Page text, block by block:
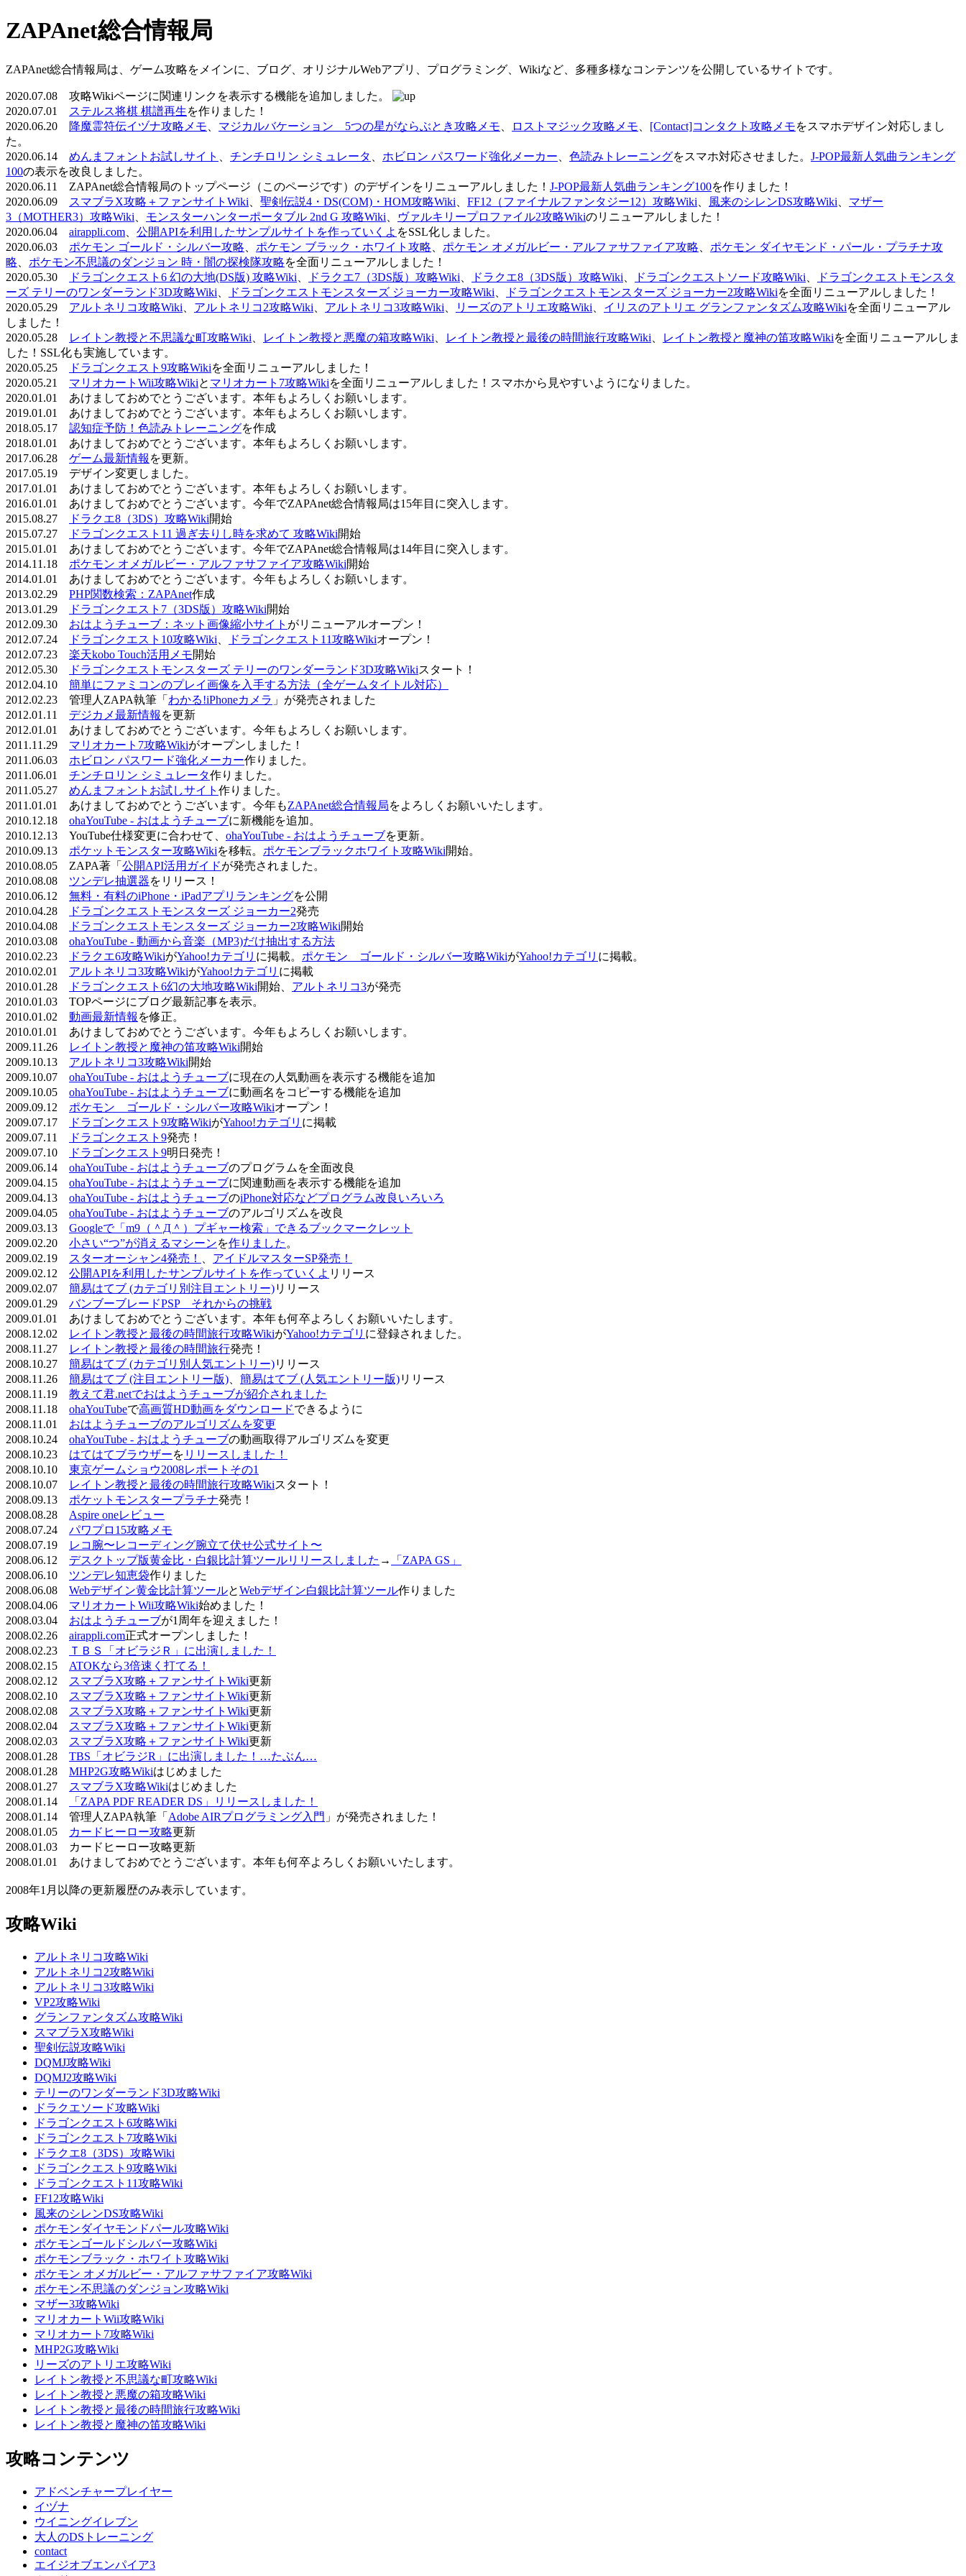
ZAPAnet総合情報局
ZAPAnet総合情報局は、ゲーム攻略をメインに、ブログ、オリジナルWebアプリ、プログラミング、Wikiなど、多種多様なコンテンツを公開しているサイトです。
2020.07.08 攻略Wikiページに関連リンクを表示する機能を追加しました。
2020.07.01
ステルス将棋 棋譜再生を作りました！
2020.06.20
降魔霊符伝イヅナ攻略メモ マジカルバケーション 5つの星がならぶとき攻略メモ ロストマジック攻略メモ [Contact]コンタクト攻略メモをスマホデザイン対応しまし
た。
2020.06.14 めんまフォントお試しサイト チンチロリン シミュレータ ホビロン パスワード強化メーカー 色読みトレーニングをスマホ対応させました。 J-POP最新人気曲ランキング
100の表示を改良しました。
2020.06.11 ZAPAnet総合情報局のトップページ（このページです）のデザインをリニューアルしました！ J-POP最新人気曲ランキング100を作りました！
2020.06.09
スマブラX攻略＋ファンサイトWiki 聖剣伝説4・DS(COM)・HOM攻略Wiki FF12（ファイナルファンタジー12）攻略Wiki 風来のシレンDS攻略Wiki
マザー
3（MOTHER3）攻略Wiki
モンスターハンターポータブル 2nd G 攻略Wiki ヴァルキリープロファイル2攻略Wikiのリニューアルしました！
2020.06.04 airappli.com 公開APIを利用したサンプルサイトを作っていくよ をSSL化しました。
2020.06.03 ポケモン ゴールド・シルバー攻略 ポケモン ブラック・ホワイト攻略 ポケモン オメガルビー・アルファサファイア攻略
ポケモン ダイヤモンド・パール・プラチナ攻
略
ポケモン不思議のダンジョン 時・闇の探検隊攻略を全面リニューアルしました！
2020.05.30
ドラゴンクエスト6 幻の大地(DS版) 攻略Wiki ドラクエ7（3DS版）攻略Wiki ドラクエ8（3DS版）攻略Wiki ドラゴンクエストソード攻略Wiki
ドラゴンクエストモンスタ
ーズ テリーのワンダーランド3D攻略Wiki
ドラゴンクエストモンスターズ ジョーカー攻略Wiki ドラゴンクエストモンスターズ ジョーカー2攻略Wikiを全面リニューアルしました！
2020.05.29 アルトネリコ攻略Wiki アルトネリコ2攻略Wiki アルトネリコ3攻略Wiki リーズのアトリエ攻略Wiki イリスのアトリエ グランファンタズム攻略Wikiを全面リニューアル
しました！
2020.05.28
レイトン教授と不思議な町攻略Wiki レイトン教授と悪魔の箱攻略Wiki レイトン教授と最後の時間旅行攻略Wiki レイトン教授と魔神の笛攻略Wikiを全面リニューアルしま
した！SSL化も実施しています。
2020.05.25
ドラゴンクエスト9攻略Wikiを全面リニューアルしました！
2020.05.21 マリオカートWii攻略Wikiと マリオカート7攻略Wikiを全面リニューアルしました！スマホから見やすいようになりました。
2020.01.01 あけましておめでとうございます。本年もよろしくお願いします。
2019.01.01 あけましておめでとうございます。本年もよろしくお願いします。
2018.05.17 認知症予防！色読みトレーニングを作成
2018.01.01 あけましておめでとうございます。本年もよろしくお願いします。
2017.06.28 ゲーム最新情報 を更新。
2017.05.19 デザイン変更しました。
2017.01.01 あけましておめでとうございます。本年もよろしくお願いします。
2016.01.01 あけましておめでとうございます。今年でZAPAnet総合情報局は15年目に突入します。
2015.08.27
ドラクエ8（3DS）攻略Wiki開始
2015.07.27
ドラゴンクエスト11 過ぎ去りし時を求めて 攻略Wiki開始
2015.01.01 あけましておめでとうございます。今年でZAPAnet総合情報局は14年目に突入します。
2014.11.18 ポケモン オメガルビー・アルファサファイア攻略Wiki開始
2014.01.01 あけましておめでとうございます。今年もよろしくお願いします。
2013.02.29 PHP関数検索：ZAPAnet作成
2013.01.29
ドラゴンクエスト7（3DS版）攻略Wiki開始
2012.09.30 おはようチューブ：ネット画像縮小サイト がリニューアルオープン！
2012.07.24
ドラゴンクエスト10攻略Wiki ドラゴンクエスト11攻略Wikiオープン！
2012.07.23 楽天kobo Touch活用メモ開始
2012.05.30
ドラゴンクエストモンスターズ テリーのワンダーランド3D攻略Wikiスタート！
2012.04.10 簡単にファミコンのプレイ画像を入手する方法（全ゲームタイトル対応）
2012.02.23 管理人ZAPA執筆「 わかる!iPhoneカメラ 」が発売されました
2012.01.11 デジカメ最新情報 を更新
2012.01.01 あけましておめでとうございます。今年もよろしくお願いします。
2011.11.29 マリオカート7攻略Wikiがオープンしました！
2011.06.03 ホビロン パスワード強化メーカー作りました。
2011.06.01 チンチロリン シミュレータ作りました。
2011.05.27 めんまフォントお試しサイト 作りました。
2011.01.01 あけましておめでとうございます。今年もZAPAnet総合情報局をよろしくお願いいたします。
2010.12.18 ohaYouTube - おはようチューブに新機能を追加。
2010.12.13 YouTube仕様変更に合わせて、 ohaYouTube - おはようチューブを更新。
2010.09.13 ポケットモンスター攻略Wikiを移転。 ポケモンブラックホワイト攻略Wiki開始。
2010.08.05 ZAPA著「 公開API活用ガイドが発売されました。
2010.08.08 ツンデレ抽選器をリリース！
2010.06.12 無料・有料のiPhone・iPadアプリランキングを公開
2010.04.28
ドラゴンクエストモンスターズ ジョーカー2発売
2010.04.08
ドラゴンクエストモンスターズ ジョーカー2攻略Wiki開始
2010.03.08 ohaYouTube - 動画から音楽（MP3)だけ抽出する方法
2010.02.23
ドラクエ6攻略WikiがYahoo!カテゴリ に掲載。 ポケモン ゴールド・シルバー攻略WikiがYahoo!カテゴリ に掲載。
2010.02.01 アルトネリコ3攻略WikiがYahoo!カテゴリ に掲載
2010.01.28
ドラゴンクエスト6幻の大地攻略Wiki開始、 アルトネリコ3が発売
2010.01.03 TOPページにブログ最新記事を表示。
2010.01.02 動画最新情報 を修正。
2010.01.01 あけましておめでとうございます。今年もよろしくお願いします。
2009.11.26
レイトン教授と魔神の笛攻略Wiki開始
2009.10.13 アルトネリコ3攻略Wiki開始
2009.10.07 ohaYouTube - おはようチューブに現在の人気動画を表示する機能を追加
2009.10.05 ohaYouTube - おはようチューブに動画名をコピーする機能を追加
2009.09.12 ポケモン ゴールド・シルバー攻略Wikiオープン！
2009.07.17
ドラゴンクエスト9攻略WikiがYahoo!カテゴリ に掲載
2009.07.11
ドラゴンクエスト9発売！
2009.07.10
ドラゴンクエスト9明日発売！
2009.06.14 ohaYouTube - おはようチューブのプログラムを全面改良
2009.04.15 ohaYouTube - おはようチューブに関連動画を表示する機能を追加
2009.04.13 ohaYouTube - おはようチューブのiPhone対応などプログラム改良いろいろ
2009.04.05 ohaYouTube - おはようチューブのアルゴリズムを改良
2009.03.13 Googleで「m9（＾Д＾）プギャー検索」できるブックマークレット
2009.02.20 小さい“つ”が消えるマシーンを作りました 。
2009.02.19
スターオーシャン4発売！
アイドルマスターSP発売！
2009.02.12 公開APIを利用したサンプルサイトを作っていくよ リリース
2009.02.07 簡易はてブ (カテゴリ別注目エントリー)リリース
2009.01.29 バンブーブレードPSP それからの挑戦
2009.01.01 あけましておめでとうございます。本年も何卒よろしくお願いいたします。
2008.12.02
レイトン教授と最後の時間旅行攻略WikiがYahoo!カテゴリ に登録されました。
2008.11.27
レイトン教授と最後の時間旅行発売！
2008.10.27 簡易はてブ (カテゴリ別人気エントリー)リリース
2008.11.26 簡易はてブ (注目エントリー版) 簡易はてブ (人気エントリー版)リリース
2008.11.19 教えて君.netでおはようチューブが紹介されました
2008.11.18 ohaYouTubeで高画質HD動画をダウンロードできるように
2008.11.01 おはようチューブのアルゴリズムを変更
2008.10.24 ohaYouTube - おはようチューブの動画取得アルゴリズムを変更
2008.10.23 はてはてブラウザーを リリースしました！
2008.10.10 東京ゲームショウ2008レポートその1
2008.10.07
レイトン教授と最後の時間旅行攻略Wikiスタート！
2008.09.13 ポケットモンスタープラチナ発売！
2008.08.28 Aspire oneレビュー
2008.07.24 パワプロ15攻略メモ
2008.07.19
レコ腕〜レコーディング腕立て伏せ公式サイト〜
2008.06.12 デスクトップ版黄金比・白銀比計算ツールリリースしました →
「ZAPA GS」
2008.06.10 ツンデレ知恵袋作りました
2008.06.08 Webデザイン黄金比計算ツールとWebデザイン白銀比計算ツール作りました
2008.04.06 マリオカートWii攻略Wiki始めました！
2008.03.04 おはようチューブが1周年を迎えました！
2008.02.26 airappli.com正式オープンしました！
2008.02.23
ＴＢＳ「オビラジＲ」に出演しました！
2008.02.15 ATOKなら3倍速く打てる！
2008.02.12
スマブラX攻略＋ファンサイトWiki更新
2008.02.10
スマブラX攻略＋ファンサイトWiki更新
2008.02.08
スマブラX攻略＋ファンサイトWiki更新
2008.02.04
スマブラX攻略＋ファンサイトWiki更新
2008.02.03
スマブラX攻略＋ファンサイトWiki更新
2008.01.28 TBS「オビラジR」に出演しました！…たぶん…
2008.01.28 MHP2G攻略Wikiはじめました
2008.01.27
スマブラX攻略Wikiはじめました
2008.01.14
「ZAPA PDF READER DS」リリースしました！
2008.01.14 管理人ZAPA執筆「 Adobe AIRプログラミング入門 」が発売されました！
2008.01.05
カードヒーロー攻略更新
2008.01.03 カードヒーロー攻略更新
2008.01.01 あけましておめでとうございます。本年も何卒よろしくお願いいたします。
2008年1月以降の更新履歴のみ表示しています。
攻略Wiki
アルトネリコ攻略Wiki
アルトネリコ2攻略Wiki
アルトネリコ3攻略Wiki
VP2攻略Wiki
グランファンタズム攻略Wiki
スマブラX攻略Wiki
聖剣伝説攻略Wiki
DQMJ攻略Wiki
DQMJ2攻略Wiki
テリーのワンダーランド3D攻略Wiki
ドラクエソード攻略Wiki
ドラゴンクエスト6攻略Wiki
ドラゴンクエスト7攻略Wiki
ドラクエ8（3DS）攻略Wiki
ドラゴンクエスト9攻略Wiki
ドラゴンクエスト11攻略Wiki
FF12攻略Wiki
風来のシレンDS攻略Wiki
ポケモンダイヤモンドパール攻略Wiki
ポケモンゴールドシルバー攻略Wiki
ポケモンブラック・ホワイト攻略Wiki
ポケモン オメガルビー・アルファサファイア攻略Wiki
ポケモン不思議のダンジョン攻略Wiki
マザー3攻略Wiki
マリオカートWii攻略Wiki
マリオカート7攻略Wiki
MHP2G攻略Wiki
リーズのアトリエ攻略Wiki
レイトン教授と不思議な町攻略Wiki
レイトン教授と悪魔の箱攻略Wiki
レイトン教授と最後の時間旅行攻略Wiki
レイトン教授と魔神の笛攻略Wiki
攻略コンテンツ
アドベンチャープレイヤー
イヅナ
ウイニングイレブン
大人のDSトレーニング
contact
エイジオブエンパイア3